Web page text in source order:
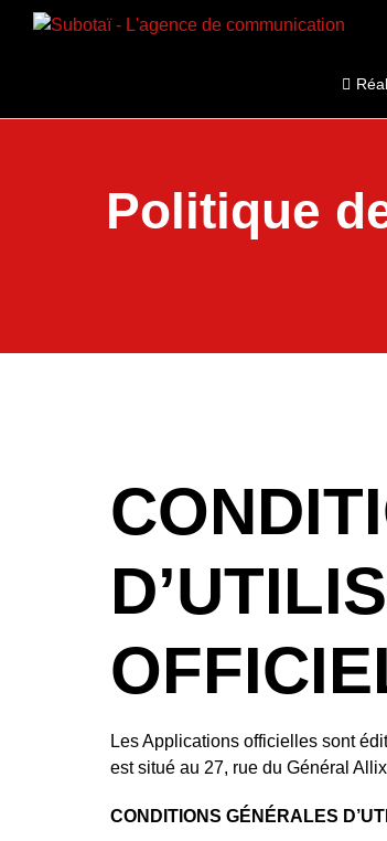
Panneau de gestion des cookies
Politique
Les Applications officielles sont
est situé au 27, rue du Général
CONDITIONS GÉNÉRALES